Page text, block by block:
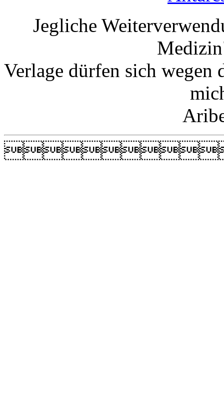
Jegliche
Verlage dürfen sich wegen